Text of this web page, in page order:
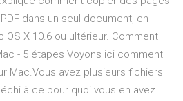
dans un seul document, en
OS X 10.6 ou ultérieur. Comment
- 5 étapes Voyons ici comment
Mac.Vous avez plusieurs fichiers
à ce pour quoi vous en avez